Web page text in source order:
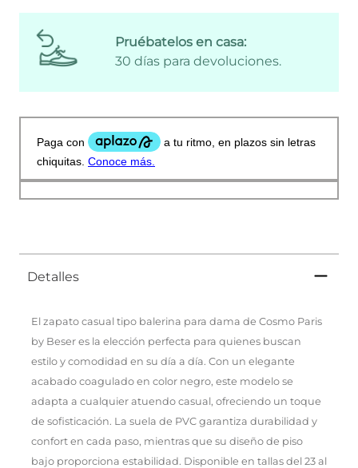
Pruébatelos en casa:
30 días para devoluciones.
Detalles
El zapato casual tipo balerina para dama de Cosmo Paris
by Beser es la elección perfecta para quienes buscan
estilo y comodidad en su día a día. Con un elegante
acabado coagulado en color negro, este modelo se
adapta a cualquier atuendo casual, ofreciendo un toque
de sofisticación. La suela de PVC garantiza durabilidad y
confort en cada paso, mientras que su diseño de piso
bajo proporciona estabilidad. Disponible en tallas del 23 al